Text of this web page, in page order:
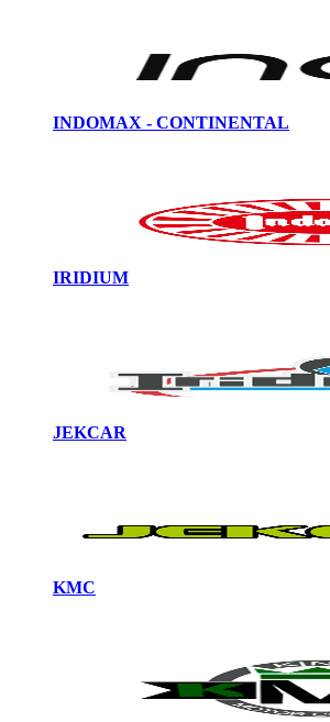
INDOMAX - CONTINENTAL
IRIDIUM
JEKCAR
KMC